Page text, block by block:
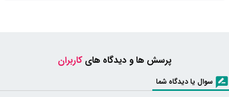
پرسش ها و دیدگاه هایکاربران
سوال یا دیدگاه شما